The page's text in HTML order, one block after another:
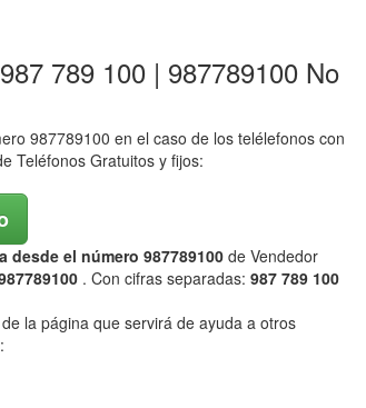
789 100 | 987789100 No
987789100 en el caso de los telélefonos con
Teléfonos Gratuitos y fijos:
el número 987789100 de Vendedor
. Con cifras separadas: 987 789 100
la página que servirá de ayuda a otros